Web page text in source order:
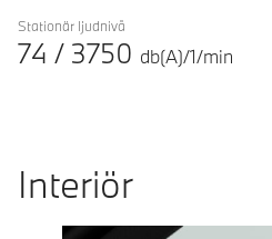
Stationär ljudnivå
74 / 3750 db(A)/1/min
Interiör